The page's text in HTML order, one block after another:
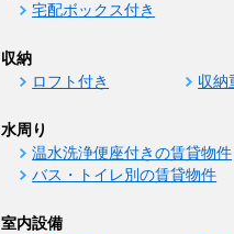
宅配ボックス付き
収納
ロフト付き 収納
水周り
温水洗浄便座付きの賃貸物件
バス・トイレ別の賃貸物件
室内設備